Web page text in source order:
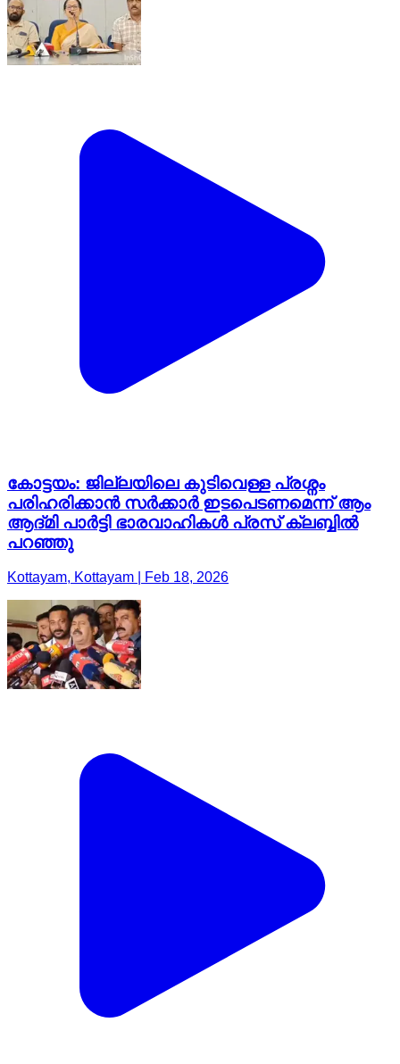
കോട്ടയം: ജില്ലയിലെ കുടിവെള്ള പ്രശ്നം
പരിഹരിക്കാൻ സർക്കാർ ഇടപെടണമെന്ന് ആം
ആദ്മി പാർട്ടി ഭാരവാഹികൾ പ്രസ് ക്ലബ്ബിൽ
പറഞ്ഞു
Kottayam, Kottayam | Feb 18, 2026